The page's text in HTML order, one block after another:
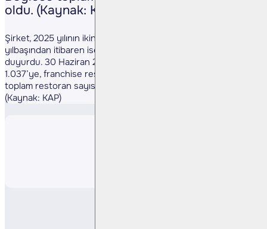
oldu. (Kaynak: KAP)
Şirket, 2025 yılının ikinci çeyreğinde sistem genelinde 58,
yılbaşından itibaren ise toplam 89 yeni restoran açtığını
duyurdu. 30 Haziran 2025 itibarıyla işletilen restoran sayısı
1.037’ye, franchise restoran sayısı ise 869’a ulaştı. Böylece
toplam restoran sayısı 1.906 oldu.
(Kaynak: KAP)